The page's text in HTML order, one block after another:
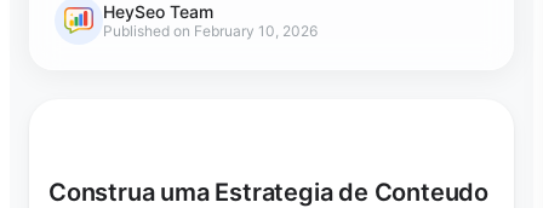
HeySeo Team
Published on February 10, 2026
Construa uma Estrategia de Conteudo